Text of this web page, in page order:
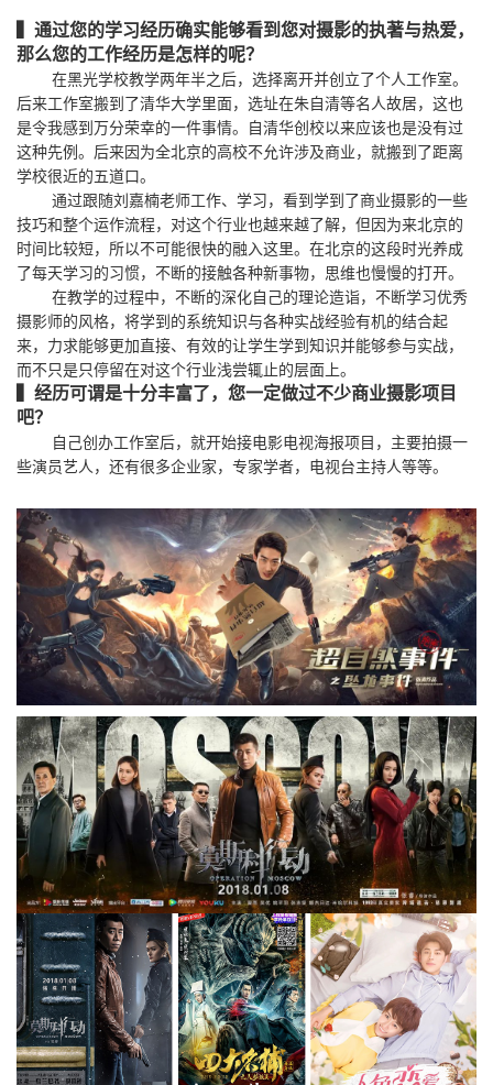
▍通过您的学习经历确实能够看到您对摄影的执著与热爱，
那么您的工作经历是怎样的呢？
在黑光学校教学两年半之后，选择离开并创立了个人工作室。
后来工作室搬到了清华大学里面，选址在朱自清等名人故居，这也
是令我感到万分荣幸的一件事情。自清华创校以来应该也是没有过
这种先例。后来因为全北京的高校不允许涉及商业，就搬到了距离
学校很近的五道口。
通过跟随刘嘉楠老师工作、学习，看到学到了商业摄影的一些
技巧和整个运作流程，对这个行业也越来越了解，但因为来北京的
时间比较短，所以不可能很快的融入这里。在北京的这段时光养成
了每天学习的习惯，不断的接触各种新事物，思维也慢慢的打开。
在教学的过程中，不断的深化自己的理论造诣，不断学习优秀
摄影师的风格，将学到的系统知识与各种实战经验有机的结合起
来，力求能够更加直接、有效的让学生学到知识并能够参与实战，
而不只是只停留在对这个行业浅尝辄止的层面上。
▍经历可谓是十分丰富了，您一定做过不少商业摄影项目
吧？
自己创办工作室后，就开始接电影电视海报项目，主要拍摄一
些演员艺人，还有很多企业家，专家学者，电视台主持人等等。